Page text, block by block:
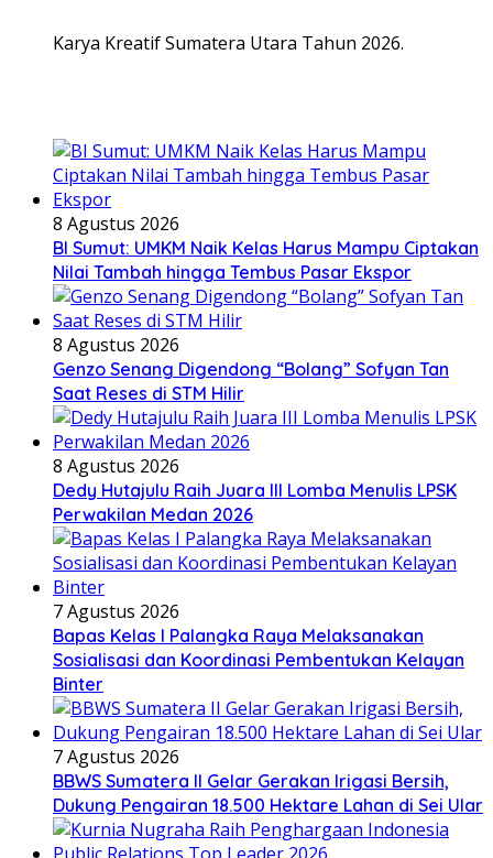
Karya Kreatif Sumatera Utara Tahun 2026.
8 Agustus 2026
BI Sumut: UMKM Naik Kelas Harus Mampu Ciptakan
Nilai Tambah hingga Tembus Pasar Ekspor
8 Agustus 2026
Genzo Senang Digendong “Bolang” Sofyan Tan
Saat Reses di STM Hilir
8 Agustus 2026
Dedy Hutajulu Raih Juara III Lomba Menulis LPSK
Perwakilan Medan 2026
7 Agustus 2026
Bapas Kelas I Palangka Raya Melaksanakan
Sosialisasi dan Koordinasi Pembentukan Kelayan
Binter
7 Agustus 2026
BBWS Sumatera II Gelar Gerakan Irigasi Bersih,
Dukung Pengairan 18.500 Hektare Lahan di Sei Ular